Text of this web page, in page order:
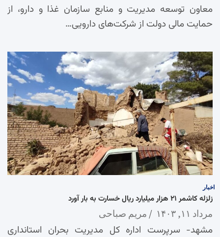
معاون توسعه مدیریت و منابع سازمان غذا و دارو، از
حمایت مالی دولت از شرکت‌های دارویی…
اخبار
زلزله کاشمر ۲۱ هزار میلیارد ریال خسارت به بار آورد
مرداد ۱۱, ۱۴۰۳ مریم صباحی
مشهد- سرپرست اداره کل مدیریت بحران استانداری